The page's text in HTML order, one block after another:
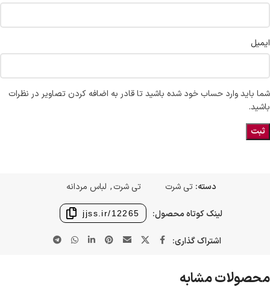
ایمیل
شما باید وارد حساب خود شده باشید تا قادر به اضافه کردن تصاویر در نظرات
باشید.
دسته: تی شرت تی شرت, لباس مردانه
لینک کوتاه محصول: jjss.ir/12265
اشتراک گذاری:
محصولات مشابه